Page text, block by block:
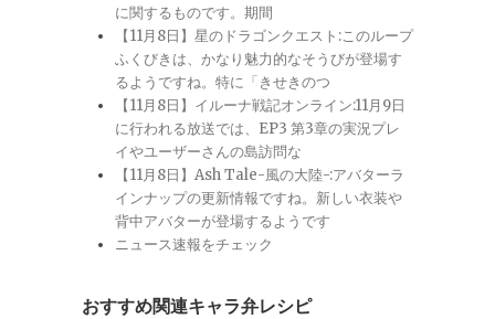
に関するものです。期間
【11月8日】星のドラゴンクエスト:このループ
ふくびきは、かなり魅力的なそうびが登場す
るようですね。特に「きせきのつ
【11月8日】イルーナ戦記オンライン:11月9日
に行われる放送では、EP3 第3章の実況プレ
イやユーザーさんの島訪問な
【11月8日】Ash Tale-風の大陸-:アバターラ
インナップの更新情報ですね。新しい衣装や
背中アバターが登場するようです
ニュース速報をチェック
おすすめ関連キャラ弁レシピ